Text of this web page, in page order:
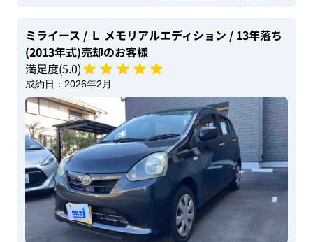
ミライース / Ｌ メモリアルエディション / 13年落ち
(2013年式)売却のお客様
満足度(5.0)
成約日： 2026年2月